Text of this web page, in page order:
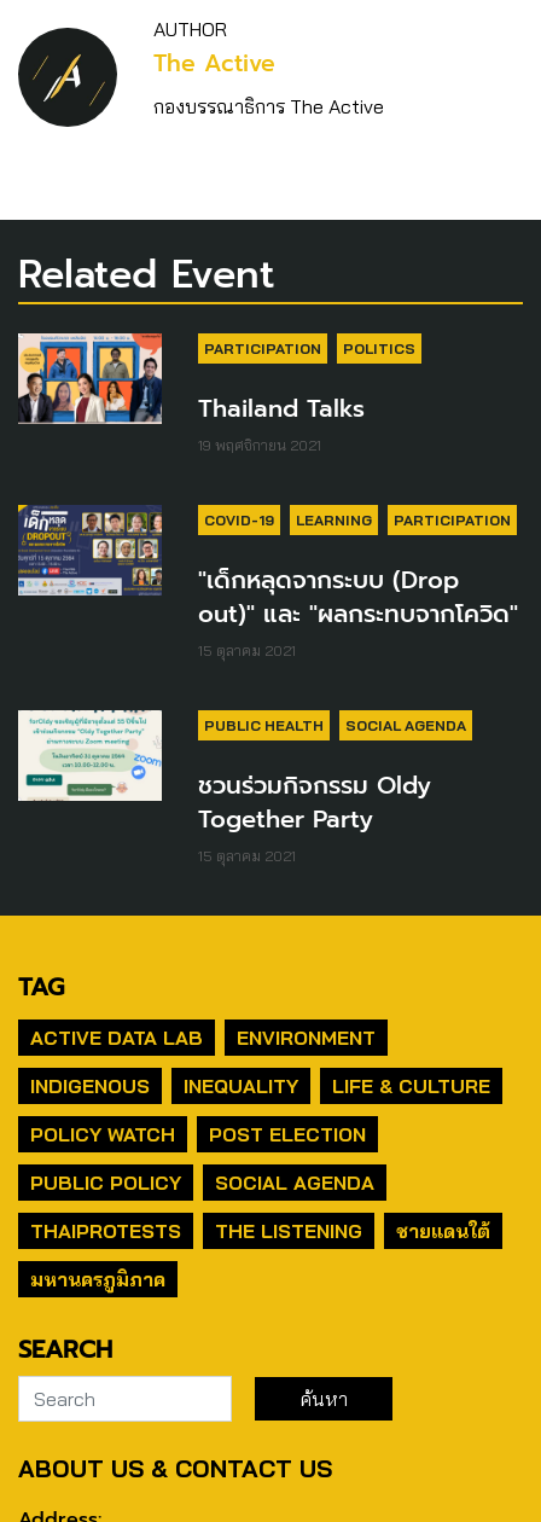
AUTHOR
The Active
กองบรรณาธิการ The Active
Related Event
PARTICIPATION POLITICS
Thailand Talks
19 พฤศจิกายน 2021
COVID-19 LEARNING PARTICIPATION
"เด็กหลุดจากระบบ (Drop
out)" และ "ผลกระทบจากโควิด"
15 ตุลาคม 2021
PUBLIC HEALTH SOCIAL AGENDA
ชวนร่วมกิจกรรม Oldy
Together Party
15 ตุลาคม 2021
TAG
ACTIVE DATA LAB
ENVIRONMENT
INDIGENOUS
INEQUALITY
LIFE & CULTURE
POLICY WATCH
POST ELECTION
PUBLIC POLICY
SOCIAL AGENDA
THAIPROTESTS
THE LISTENING
ชายแดนใต้
มหานครภูมิภาค
SEARCH
ABOUT US & CONTACT US